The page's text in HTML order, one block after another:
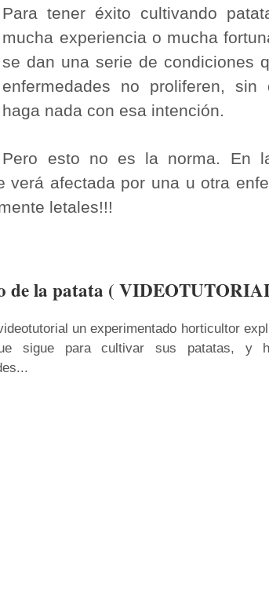
Para tener éxito cultivando
mucha experiencia o mucha
se dan una serie de condiciones
enfermedades no proliferen,
haga nada con esa intención.
Pero esto no es la norma. En
afectada por una u otra
letales!!!
de la patata (
un experimentado horticultor
sigue para cultivar sus patatas, y